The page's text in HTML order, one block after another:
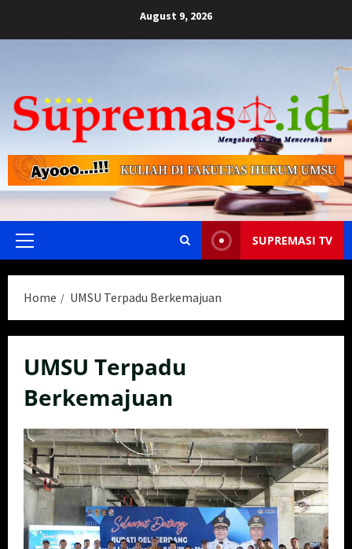
August 9, 2026
Primary
SUPREMASI TV
Home UMSU Terpadu Berkemajuan
UMSU Terpadu
Berkemajuan